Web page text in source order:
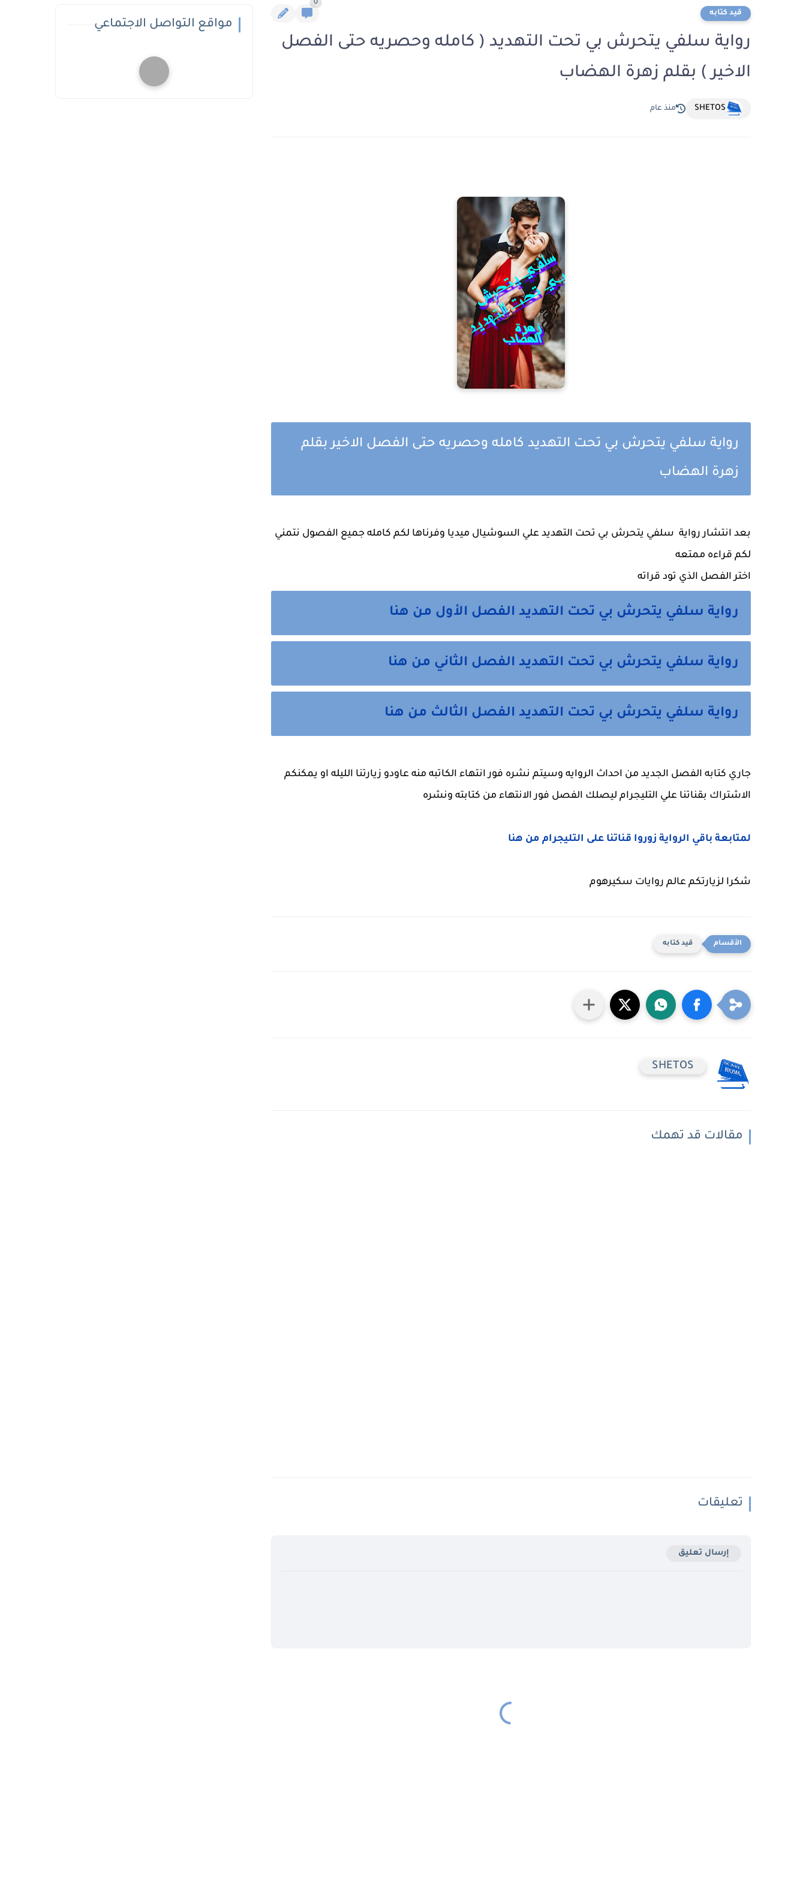
قيد كتابه
0
رواية سلفي يتحرش بي تحت التهديد ( كامله وحصريه حتى الفصل
الاخير ) بقلم زهرة الهضاب
SHETOS منذ عام
زهرة الهضاب
لكم قراءه ممتعه
اختر الفصل الذي تود قراته
رواية سلفي يتحرش بي تحت التهديد الفصل الأول من هنا
رواية سلفي يتحرش بي تحت التهديد الفصل الثاني من هنا
رواية سلفي يتحرش بي تحت التهديد الفصل الثالث من هنا
الاشتراك بقناتنا علي التليجرام ليصلك الفصل فور الانتهاء من كتابته ونشره
لمتابعة باقي الرواية زوروا قناتنا على التليجرام من هنا
شكرا لزيارتكم عالم روايات سكيرهوم
قيد كتابه
SHETOS
مقالات قد تهمك
تعليقات
إرسال تعليق
مواقع التواصل الاجتماعي